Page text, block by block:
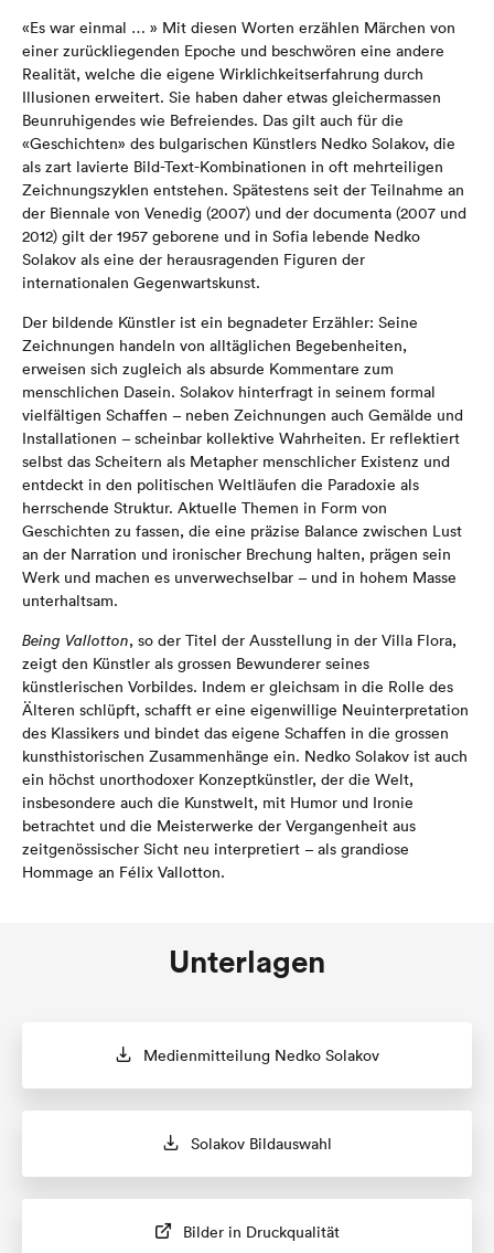
«Es war einmal … » Mit diesen Worten erzählen Märchen von
einer zurückliegenden Epoche und beschwören eine andere
Realität, welche die eigene Wirklichkeitserfahrung durch
Illusionen erweitert. Sie haben daher etwas gleichermassen
Beunruhigendes wie Befreiendes. Das gilt auch für die
«Geschichten» des bulgarischen Künstlers Nedko Solakov, die
als zart lavierte Bild-Text-Kombinationen in oft mehrteiligen
Zeichnungszyklen entstehen. Spätestens seit der Teilnahme an
der Biennale von Venedig (2007) und der documenta (2007 und
2012) gilt der 1957 geborene und in Sofia lebende Nedko
Solakov als eine der herausragenden Figuren der
internationalen Gegenwartskunst.
Der bildende Künstler ist ein begnadeter Erzähler: Seine
Zeichnungen handeln von alltäglichen Begebenheiten,
erweisen sich zugleich als absurde Kommentare zum
menschlichen Dasein. Solakov hinterfragt in seinem formal
vielfältigen Schaffen – neben Zeichnungen auch Gemälde und
Installationen – scheinbar kollektive Wahrheiten. Er reflektiert
selbst das Scheitern als Metapher menschlicher Existenz und
entdeckt in den politischen Weltläufen die Paradoxie als
herrschende Struktur. Aktuelle Themen in Form von
Geschichten zu fassen, die eine präzise Balance zwischen Lust
an der Narration und ironischer Brechung halten, prägen sein
Werk und machen es unverwechselbar – und in hohem Masse
unterhaltsam.
Being Vallotton, so der Titel der Ausstellung in der Villa Flora,
zeigt den Künstler als grossen Bewunderer seines
künstlerischen Vorbildes. Indem er gleichsam in die Rolle des
Älteren schlüpft, schafft er eine eigenwillige Neuinterpretation
des Klassikers und bindet das eigene Schaffen in die grossen
kunsthistorischen Zusammenhänge ein. Nedko Solakov ist auch
ein höchst unorthodoxer Konzeptkünstler, der die Welt,
insbesondere auch die Kunstwelt, mit Humor und Ironie
betrachtet und die Meisterwerke der Vergangenheit aus
zeitgenössischer Sicht neu interpretiert – als grandiose
Hommage an Félix Vallotton.
Unterlagen
Medienmitteilung Nedko Solakov
Solakov Bildauswahl
Bilder in Druckqualität